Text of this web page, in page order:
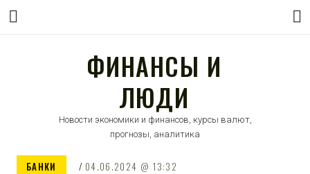
ФИНАНСЫ И
ЛЮДИ
Новости экономики и финансов, курсы валют,
прогнозы, аналитика
БАНКИ 04.06.2024 13:32